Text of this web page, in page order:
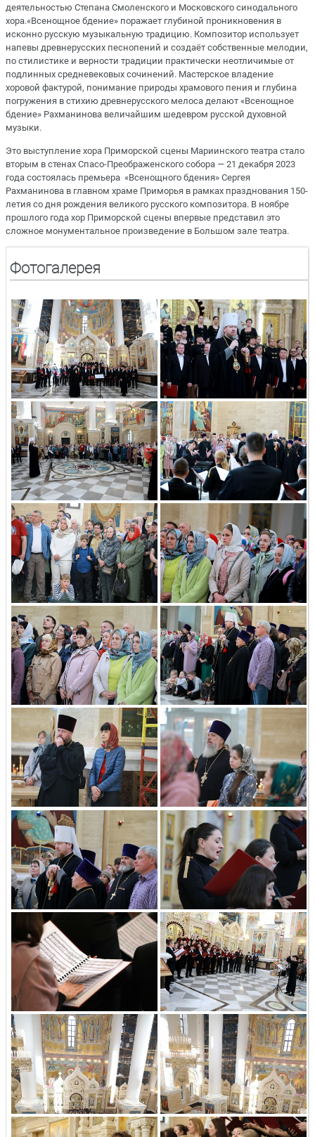
деятельностью Степана Смоленского и Московского синодального
хора.«Всенощное бдение» поражает глубиной проникновения в
исконно русскую музыкальную традицию. Композитор использует
напевы древнерусских песнопений и создаёт собственные мелодии,
по стилистике и верности традиции практически неотличимые от
подлинных средневековых сочинений. Мастерское владение
хоровой фактурой, понимание природы храмового пения и глубина
погружения в стихию древнерусского мелоса делают «Всенощное
бдение» Рахманинова величайшим шедевром русской духовной
музыки.
Это выступление хора Приморской сцены Мариинского театра стало
вторым в стенах Спасо-Преображенского собора — 21 декабря 2023
года состоялась премьера «Всенощного бдения» Сергея
Рахманинова в главном храме Приморья в рамках празднования 150-
летия со дня рождения великого русского композитора. В ноябре
прошлого года хор Приморской сцены впервые представил это
сложное монументальное произведение в Большом зале театра.
Фотогалерея